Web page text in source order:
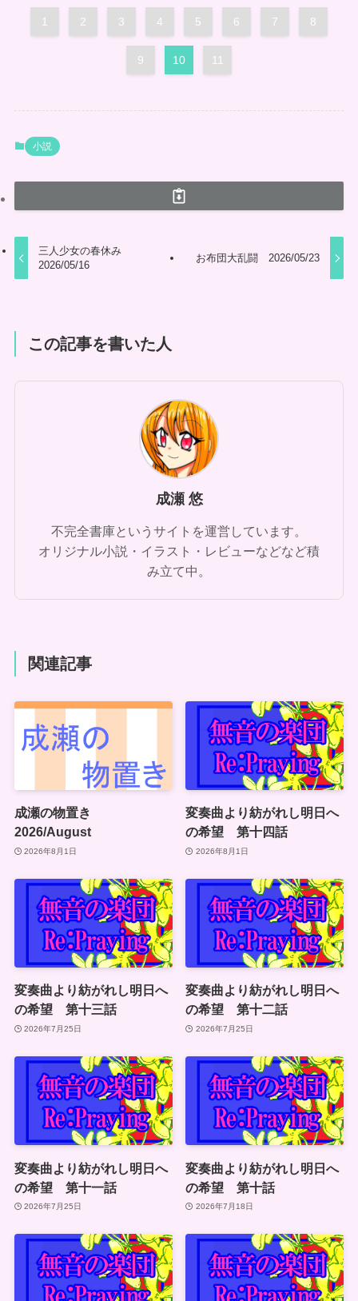
1 2 3 4 5 6 7 8
9 10 11
小説
三人少女の春休み
2026/05/16
お布団大乱闘 2026/05/23
この記事を書いた人
成瀬 悠
不完全書庫というサイトを運営しています。
オリジナル小説・イラスト・レビューなどなど積
み立て中。
関連記事
成瀬の物置き
2026/August
2026年8月1日
変奏曲より紡がれし明日へ
の希望 第十四話
2026年8月1日
変奏曲より紡がれし明日へ
の希望 第十三話
2026年7月25日
変奏曲より紡がれし明日へ
の希望 第十二話
2026年7月25日
変奏曲より紡がれし明日へ
の希望 第十一話
2026年7月25日
変奏曲より紡がれし明日へ
の希望 第十話
2026年7月18日